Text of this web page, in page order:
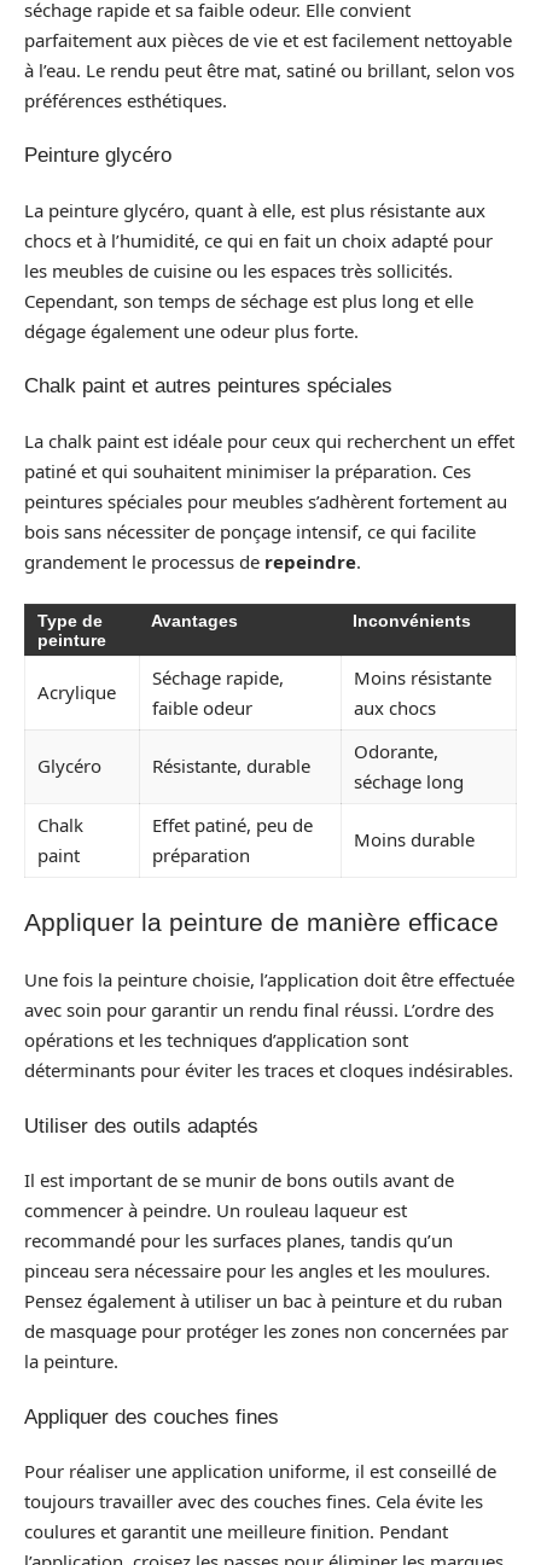
séchage rapide et sa faible odeur. Elle convient
parfaitement aux pièces de vie et est facilement nettoyable
à l’eau. Le rendu peut être mat, satiné ou brillant, selon vos
préférences esthétiques.
Peinture glycéro
La peinture glycéro, quant à elle, est plus résistante aux
chocs et à l’humidité, ce qui en fait un choix adapté pour
les meubles de cuisine ou les espaces très sollicités.
Cependant, son temps de séchage est plus long et elle
dégage également une odeur plus forte.
Chalk paint et autres peintures spéciales
La chalk paint est idéale pour ceux qui recherchent un effet
patiné et qui souhaitent minimiser la préparation. Ces
peintures spéciales pour meubles s’adhèrent fortement au
bois sans nécessiter de ponçage intensif, ce qui facilite
grandement le processus de repeindre.
Type de
peinture
Avantages Inconvénients
Acrylique
Séchage rapide,
faible odeur
Moins résistante
aux chocs
Glycéro Résistante, durable
Odorante,
séchage long
Chalk
paint
Effet patiné, peu de
préparation
Moins durable
Appliquer la peinture de manière efficace
Une fois la peinture choisie, l’application doit être effectuée
avec soin pour garantir un rendu final réussi. L’ordre des
opérations et les techniques d’application sont
déterminants pour éviter les traces et cloques indésirables.
Utiliser des outils adaptés
Il est important de se munir de bons outils avant de
commencer à peindre. Un rouleau laqueur est
recommandé pour les surfaces planes, tandis qu’un
pinceau sera nécessaire pour les angles et les moulures.
Pensez également à utiliser un bac à peinture et du ruban
de masquage pour protéger les zones non concernées par
la peinture.
Appliquer des couches fines
Pour réaliser une application uniforme, il est conseillé de
toujours travailler avec des couches fines. Cela évite les
coulures et garantit une meilleure finition. Pendant